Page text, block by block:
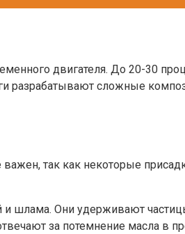
двигателя. До 20-30
разрабатывают сложные
так как некоторые
Они удерживают
за потемнение масла в